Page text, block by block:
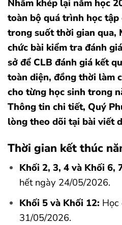
Nhằm khép lại năm học
toàn bộ quá trình học tập
trong suốt thời gian qua,
chức bài kiểm tra đánh
sở để CLB đánh giá kết
toàn diện, đồng thời làm
cho từng học sinh trong
Thông tin chi tiết, Quý
lòng theo dõi tại bài viết
Thời gian kết thúc
Khối 2, 3, 4 và Khối 6,
hết ngày 24/05/2026.
Khối 5 và Khối 12: Học
31/05/2026.